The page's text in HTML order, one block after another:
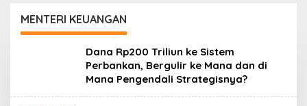
MENTERI KEUANGAN
Dana Rp200 Triliun ke Sistem
Perbankan, Bergulir ke Mana dan di
Mana Pengendali Strategisnya?